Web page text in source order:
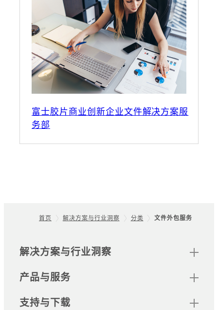
富士胶片商业创新企业文件解决方案服
务部
首页 解决方案与行业洞察 分类 文件外包服务
网站地图
解决方案与行业洞察
产品与服务
支持与下载